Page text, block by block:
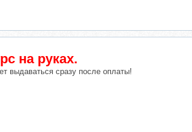
на руках.
выдаваться сразу после оплаты!